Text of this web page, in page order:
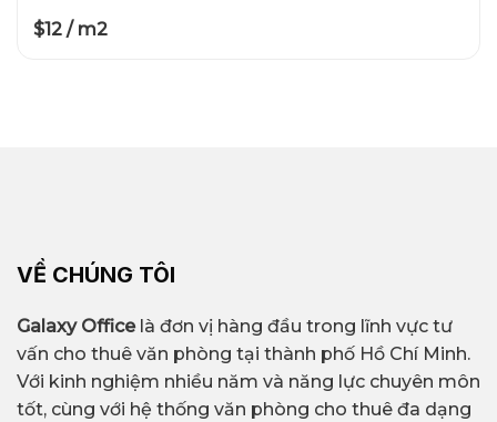
$12 / m2
VỀ CHÚNG TÔI
Galaxy Officelà đơn vị hàng đầu trong lĩnh vực tư
vấn cho thuê văn phòng tại thành phố Hồ Chí Minh.
Với kinh nghiệm nhiều năm và năng lực chuyên môn
tốt, cùng với hệ thống văn phòng cho thuê đa dạng